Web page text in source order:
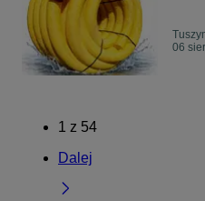
06
1 z 54
Dalej